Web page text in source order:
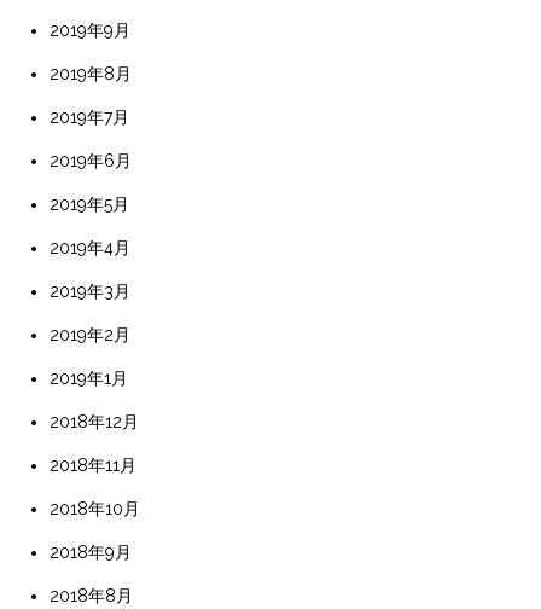
2019年9月
2019年8月
2019年7月
2019年6月
2019年5月
2019年4月
2019年3月
2019年2月
2019年1月
2018年12月
2018年11月
2018年10月
2018年9月
2018年8月